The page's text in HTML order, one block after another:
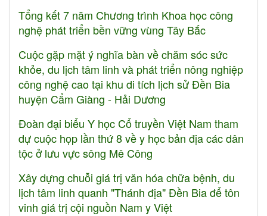
Tổng kết 7 năm Chương trình Khoa học công
nghệ phát triển bền vững vùng Tây Bắc
Cuộc gặp mặt ý nghĩa bàn về chăm sóc sức
khỏe, du lịch tâm linh và phát triển nông nghiệp
công nghệ cao tại khu di tích lịch sử Đền Bia
huyện Cẩm Giàng - Hải Dương
Đoàn đại biểu Y học Cổ truyền Việt Nam tham
dự cuộc họp lần thứ 8 về y học bản địa các dân
tộc ở lưu vực sông Mê Công
Xây dựng chuỗi giá trị văn hóa chữa bệnh, du
lịch tâm linh quanh "Thánh địa" Đền Bia để tôn
vinh giá trị cội nguồn Nam y Việt